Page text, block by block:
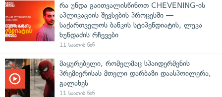
რა უნდა გაითვალისწინოთ CHEVENING-ის
აპლიკაციის შევსების პროცესში —
საქართველოს ბანკის სტიპენდიატის, ლუკა
ხუნდაძის რჩევები
11 საათის წინ
მაყურებელი, რომელმაც სპაიდერმენის
პრემიერისას მთელი დარბაზი დაასპოილერა,
გალახეს
11 საათის წინ